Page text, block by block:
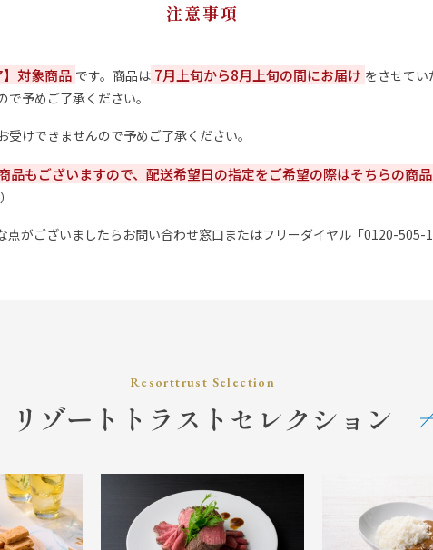
注意事項
】対象商品 です。商品は 7月上旬から8月上旬の間にお届け をさせて
予めご了承ください。
けできませんので予めご了承ください。
品もございますので、配送希望日の指定をご希望の際はそちらの商品
点がございましたらお問い合わせ窓口またはフリーダイヤル「0120-
Resorttrust Selection
リゾートトラストセレクション